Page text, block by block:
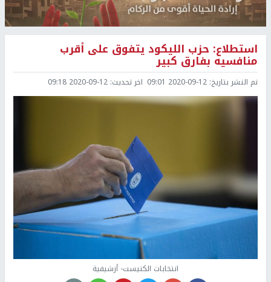
استطلاع: حزب الليكود يتفوق على أقرب
منافسيه بفارق كبير
تم النشر بتاريخ: 2020-09-12 09:01 اخر تحديث: 2020-09-12 09:18
انتخابات الكنيست- أرشيفية